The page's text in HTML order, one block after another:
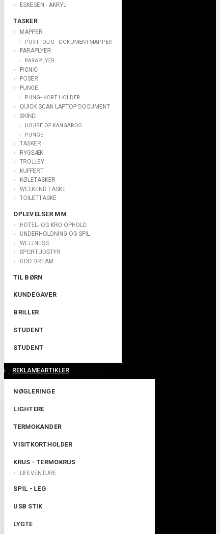
ESKESEN - AKRYL
TASKER
MAPPER
PORTFOLIO - DOKUMENTMAPPER
PARAPLYER
PARAPLYER
PICNIC
POSER
PUNGE
PUNG- KORT HOLDER
QUICK SCAN LAPTOP DOCUMENT
SKIND
HOUSE OF KANGAROO
PUNGE
TASKER
RYGSÆK
TROLLEY
KUFFERT
KØLETASKER
WEEKEND TASKE
TOILETTASKE
OPLEVELSER MM
HOTEL- OG KRO OPHOLD
UNDERHOLDNING OG SPIL
WELLNESS
SPORTUDSTYR
GOD DREAM
TIL BØRN
KUNDEGAVER
BRILLER
STUDENT
STUDENT
REKLAMEARTIKLER
NØGLERINGE
LIGHTERE
TERMOKANDER
VISITKORTHOLDER
KRUS - TERMOKRUS
LIFEVENTURE
SPIL - LEG
USB STIK
LYGTE